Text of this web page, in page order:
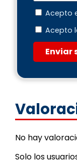
Acepto
Acepto
Enviar
No hay
Solo los